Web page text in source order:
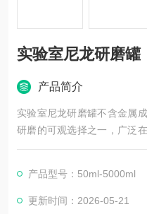
实验室尼龙研磨罐
产品简介
实验室尼龙研磨罐不含金属
研磨的可观选择之一，广泛
料涂料等行业。
产品型号：50ml-5000ml
更新时间：2026-05-21